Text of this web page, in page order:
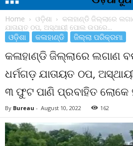
Home ଓଡ଼ିଶା
କଳାହାଣ୍ଡି ଜିଲ୍ଲାରେ
ଯାତାୟତ ଠପ, ଅସ୍ଥାୟୀ ପୋଲ ଉପରେ...
ଓଡ଼ିଶା କଳାହାଣ୍ଡି ଜିଲ୍ଲା ପରିକ୍ରମା
କଳାହାଣ୍ଡି ଜିଲ୍ଲାରେ ଲଗାଣ
ଧର୍ମଗଡ଼ ଯାତାୟତ ଠପ,
୩ ଫୁଟ ପାଣି ପ୍ରବାହିତ ଲୋକେ
By Bureau - August 10, 2022 162